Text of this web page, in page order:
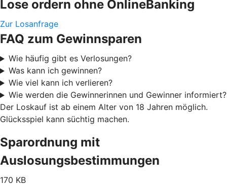
Lose ordern ohne OnlineBanking
Zur Losanfrage
FAQ zum Gewinnsparen
Wie häufig gibt es Verlosungen?
Was kann ich gewinnen?
Wie viel kann ich verlieren?
Wie werden die Gewinnerinnen und Gewinner informiert?
Der Loskauf ist ab einem Alter von 18 Jahren möglich.
Glücksspiel kann süchtig machen.
Sparordnung mit
Auslosungsbestimmungen
170 KB